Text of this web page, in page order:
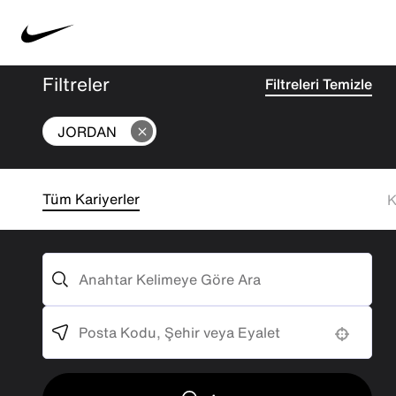
Filtreler
JORDAN
Filtreleri Temizle
Tüm Kariyerler
Anahtar kelime araması
Konum Arama
Use your location